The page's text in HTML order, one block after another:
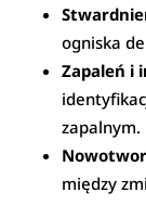
ogniska
Zapaleń i
zapalnym.
między